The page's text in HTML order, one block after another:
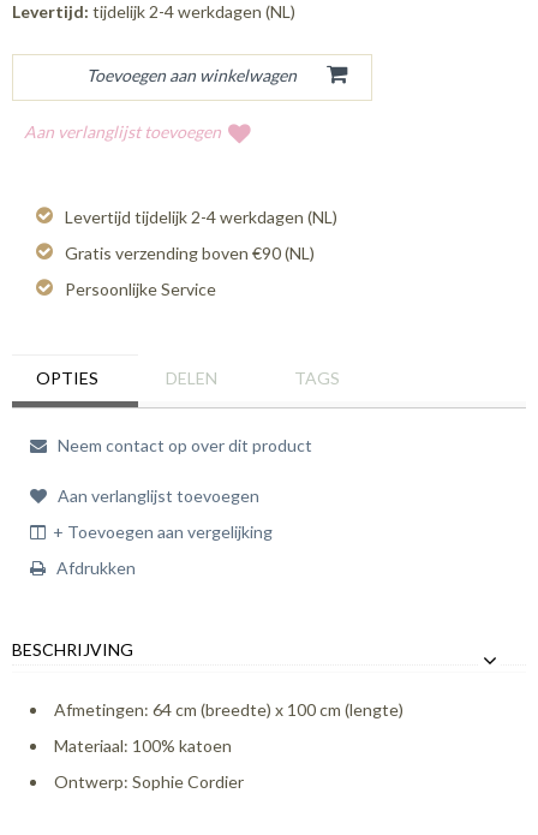
Levertijd: tijdelijk 2-4 werkdagen (NL)
Aan verlanglijst toevoegen
Levertijd tijdelijk 2-4 werkdagen (NL)
Gratis verzending boven €90 (NL)
Persoonlijke Service
OPTIES DELEN TAGS
Neem contact op over dit product
Aan verlanglijst toevoegen
+ Toevoegen aan vergelijking
Afdrukken
BESCHRIJVING
Afmetingen: 64 cm (breedte) x 100 cm (lengte)
Materiaal: 100% katoen
Ontwerp: Sophie Cordier